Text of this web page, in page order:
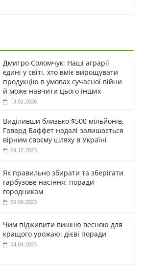
Дмитро Соломчук: Наші аграрії
єдині у світі, хто вміє вирощувати
продукцію в умовах сучасної війни
й може навчити цього інших
13.02.2026
Виділивши близько $500 мільйонів,
Говард Баффет надалі залишається
вірним своєму шляху в Україні
09.12.2023
Як правильно збирати та зберігати
гарбузове насіння: поради
городникам
09.09.2023
Чим підживити вишню весною для
кращого урожаю: дієві поради
04.04.2023